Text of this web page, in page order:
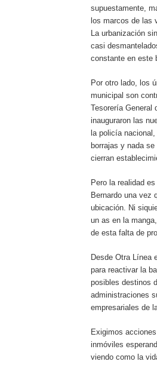
supuestamente,
los marcos de las
La urbanización
casi
constante en este
Por otro lado, los
municipal son
Tesorería General
inauguraron las
la policía
borrajas y nada
cierran
Pero la realidad
Bernardo una vez
ubicación. Ni
un as en la
de esta falta de
Desde Otra Línea
para reactivar la
posibles destinos
administraciones
empresariales de
Exigimos
inmóviles
viendo como la